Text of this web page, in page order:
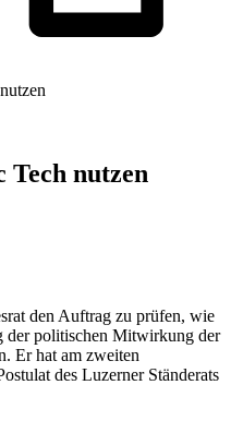
Tech nutzen
den Auftrag zu prüfen, wie
der politischen Mitwirkung der
Er hat am zweiten
des Luzerner Ständerats